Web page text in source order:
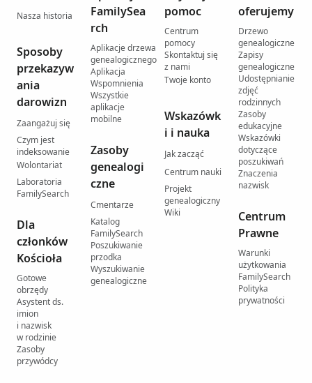
Nasza historia
Sposoby
przekazyw
ania
darowizn
Zaangażuj się
Czym jest
indeksowanie
Wolontariat
Laboratoria
FamilySearch
Dla
członków
Kościoła
Gotowe
obrzędy
Asystent ds.
imion
i nazwisk
w rodzinie
Zasoby
przywódcy
FamilySea
rch
Aplikacje drzewa
genealogicznego
Aplikacja
Wspomnienia
Wszystkie
aplikacje
mobilne
Zasoby
genealogi
czne
Cmentarze
Katalog
FamilySearch
Poszukiwanie
przodka
Wyszukiwanie
genealogiczne
pomoc
Centrum
pomocy
Skontaktuj się
z nami
Twoje konto
Wskazówk
i i nauka
Jak zacząć
Centrum nauki
Projekt
genealogiczny
Wiki
oferujemy
Drzewo
genealogiczne
Zapisy
genealogiczne
Udostępnianie
zdjęć
rodzinnych
Zasoby
edukacyjne
Wskazówki
dotyczące
poszukiwań
Znaczenia
nazwisk
Centrum
Prawne
Warunki
użytkowania
FamilySearch
Polityka
prywatności